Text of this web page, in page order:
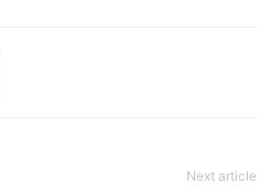
Next article